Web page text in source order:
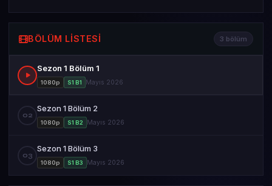
BÖLÜM LISTESI 3 bölüm
Sezon 1 Bölüm 1
1080p S1 B1 Mayıs 2026
02
Sezon 1 Bölüm 2
1080p S1 B2 Mayıs 2026
03
Sezon 1 Bölüm 3
1080p S1 B3 Mayıs 2026